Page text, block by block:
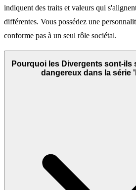
indiquent des traits et valeurs qui
différentes. Vous possédez une
conforme pas à un seul rôle sociétal.
Pourquoi les Divergents sont-ils
dangereux dans la série